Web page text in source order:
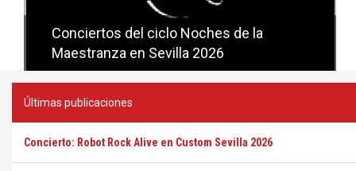
Conciertos del ciclo Noches de la
Maestranza en Sevilla 2026
Conciertos del ciclo Candlelight en
Sevilla
Últimas publicaciones
Concierto: Robot Rock Alive en Custom Sevilla 2026